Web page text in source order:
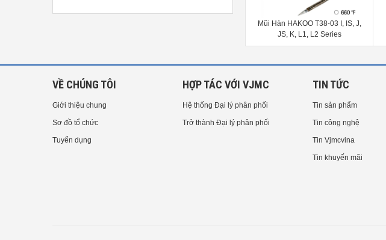
Mũi Hàn HAKOO T38-03 I, IS, J,
JS, K, L1, L2 Series
VỀ CHÚNG TÔI
Giới thiệu chung
Sơ đồ tổ chức
Tuyển dụng
HỢP TÁC VỚI VJMC
Hệ thống Đại lý phân phối
Trở thành Đại lý phân phối
TIN TỨC
Tin sản phẩm
Tin công nghệ
Tin Vjmcvina
Tin khuyến mãi